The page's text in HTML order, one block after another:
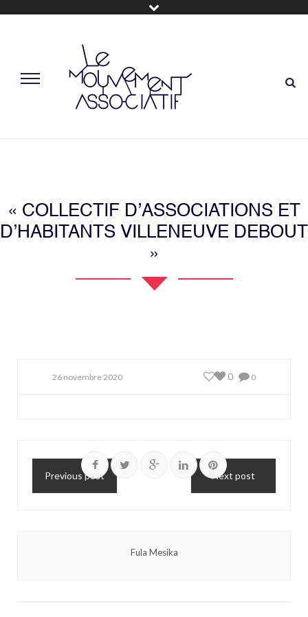
« COLLECTIF D’ASSOCIATIONS ET
D’HABITANTS VILLENEUVE DEBOUT
»
26 novembre 2020 0
0
Previous post Next post
Fula Mesika